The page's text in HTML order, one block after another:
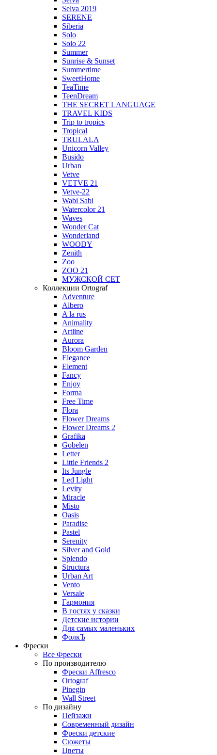
Selva 2019
SERENE
Siberia
Solo
Solo 22
Summer
Sunrise & Sunset
Summertime
SweetHome
TeaTime
TeenDream
THE SECRET LANGUAGE
TRAVEL KIDS
Trip to tropics
Tropical
TRULALA
Unicorn Valley
Busido
Urban
Vetve
VETVE 21
Vetve-22
Wabi Sabi
Watercolor 21
Waves
Wonder Cat
Wonderland
WOODY
Zenith
Zoo
ZOO 21
МУЖСКОЙ СЕТ
Коллекции Ortograf
Adventure
Albero
A la rus
Animality
Artline
Aurora
Bloom Garden
Elegance
Element
Fancy
Enjoy
Forma
Free Time
Flora
Flower Dreams
Flower Dreams 2
Grafika
Gobelen
Letter
Little Friends 2
Its Jungle
Led Light
Levity
Miracle
Misto
Oasis
Paradise
Pastel
Serenity
Silver and Gold
Splendo
Structura
Urban Art
Vento
Versale
Гармония
В гостях у сказки
Детские истории
Для самых маленьких
ФолкЪ
Фрески
Все Фрески
По производителю
Фрески Affresco
Ortograf
Pinegin
Wall Street
По дизайну
Пейзажи
Современный дизайн
Фрески детские
Сюжеты
Цветы